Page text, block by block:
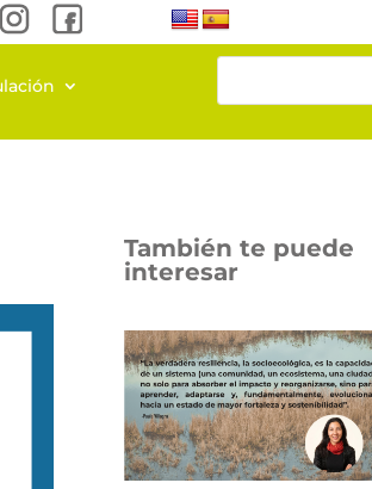
También te puede
interesar